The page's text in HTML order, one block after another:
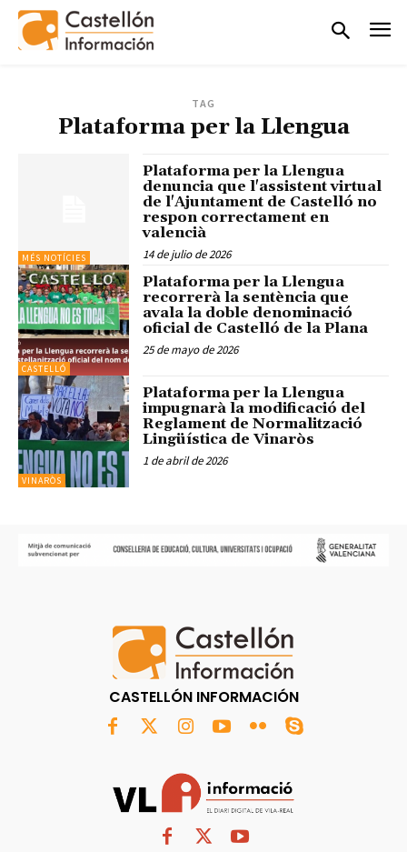
TAG
Plataforma per la Llengua
MÉS NOTÍCIES
Plataforma per la Llengua
denuncia que l'assistent virtual
de l'Ajuntament de Castelló no
respon correctament en
valencià
14 de julio de 2026
CASTELLÓ
Plataforma per la Llengua
recorrerà la sentència que
avala la doble denominació
oficial de Castelló de la Plana
25 de mayo de 2026
VINARÒS
Plataforma per la Llengua
impugnarà la modificació del
Reglament de Normalització
Lingüística de Vinaròs
1 de abril de 2026
CASTELLÓN INFORMACIÓN